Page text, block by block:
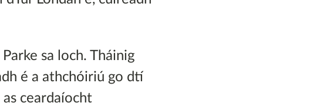
sa loch. Tháinig
é a athchóiriú go dtí
as ceardaíocht